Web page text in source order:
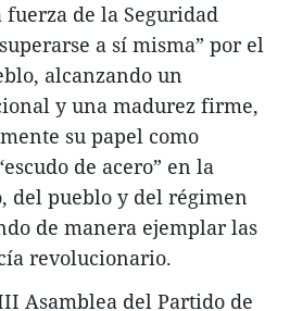
de la Seguridad
a sí misma” por el
alcanzando un
y una madurez firme,
su papel como
de acero” en la
del pueblo y del régimen
de manera ejemplar las
revolucionario.
Asamblea del Partido de